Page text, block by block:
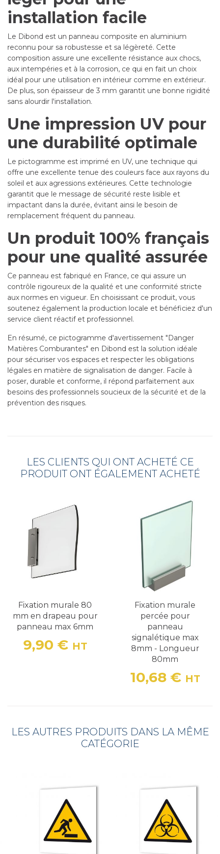
installation facile
Le Dibond est un panneau composite en aluminium
reconnu pour sa robustesse et sa légèreté. Cette
composition assure une excellente résistance aux chocs,
aux intempéries et à la corrosion, ce qui en fait un choix
idéal pour une utilisation en intérieur comme en extérieur.
De plus, son épaisseur de 3 mm garantit une bonne rigidité
sans alourdir l'installation.
Une impression UV pour
une durabilité optimale
Le pictogramme est imprimé en UV, une technique qui
offre une excellente tenue des couleurs face aux rayons du
soleil et aux agressions extérieures. Cette technologie
garantit que le message de sécurité reste lisible et
impactant dans la durée, évitant ainsi le besoin de
remplacement fréquent du panneau.
Un produit 100% français
pour une qualité assurée
Ce panneau est fabriqué en France, ce qui assure un
contrôle rigoureux de la qualité et une conformité stricte
aux normes en vigueur. En choisissant ce produit, vous
soutenez également la production locale et bénéficiez d'un
service client réactif et professionnel.
En résumé, ce pictogramme d'avertissement "Danger
Matières Comburantes" en Dibond est la solution idéale
pour sécuriser vos espaces et respecter les obligations
légales en matière de signalisation de danger. Facile à
poser, durable et conforme, il répond parfaitement aux
besoins des professionnels soucieux de la sécurité et de la
prévention des risques.
LES CLIENTS QUI ONT ACHETÉ CE
PRODUIT ONT ÉGALEMENT ACHETÉ
Fixation murale 80
mm en drapeau pour
panneau max 6mm
Prix
9,90 € HT
Fixation murale
percée pour
panneau
signalétique max
8mm - Longueur
80mm
Prix
10,68 € HT
LES AUTRES PRODUITS DANS LA MÊME
CATÉGORIE